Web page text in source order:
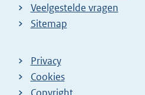
Veelgestelde vragen
Sitemap
Privacy
Cookies